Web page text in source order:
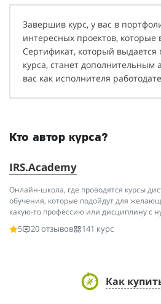
Завершив курс, у вас в
интересных проектов, которые
Сертификат, который выдается
курса, станет дополнительным
вас как исполнителя
Кто автор курса?
IRS.Academy
Онлайн-школа, где проводятся курсы
обучения, которые подойдут для
какую-то профессию или дисциплину с
5
20 отзывов 141 курс
Как